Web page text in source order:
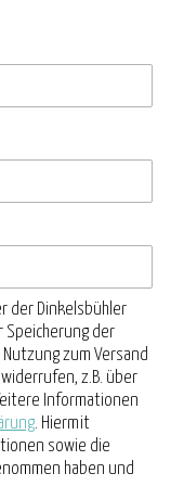
der Dinkelsbühler
Speicherung der
zum Versand
z.B. über
Informationen
. Hiermit
sowie die
haben und